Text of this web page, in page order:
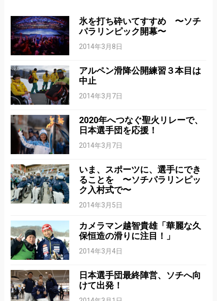
氷を打ち砕いてすすめ 〜ソチ
パラリンピック開幕〜
2014年3月8日
アルペン滑降公開練習３本目は
中止
2014年3月7日
2020年へつなぐ聖火リレーで、
日本選手団を応援！
2014年3月7日
いま、スポーツに、選手にでき
ることを 〜ソチパラリンピッ
ク入村式で〜
2014年3月5日
カメラマン越智貴雄「華麗な久
保恒造の滑りに注目！」
2014年3月4日
日本選手団最終陣営、ソチへ向
けて出発！